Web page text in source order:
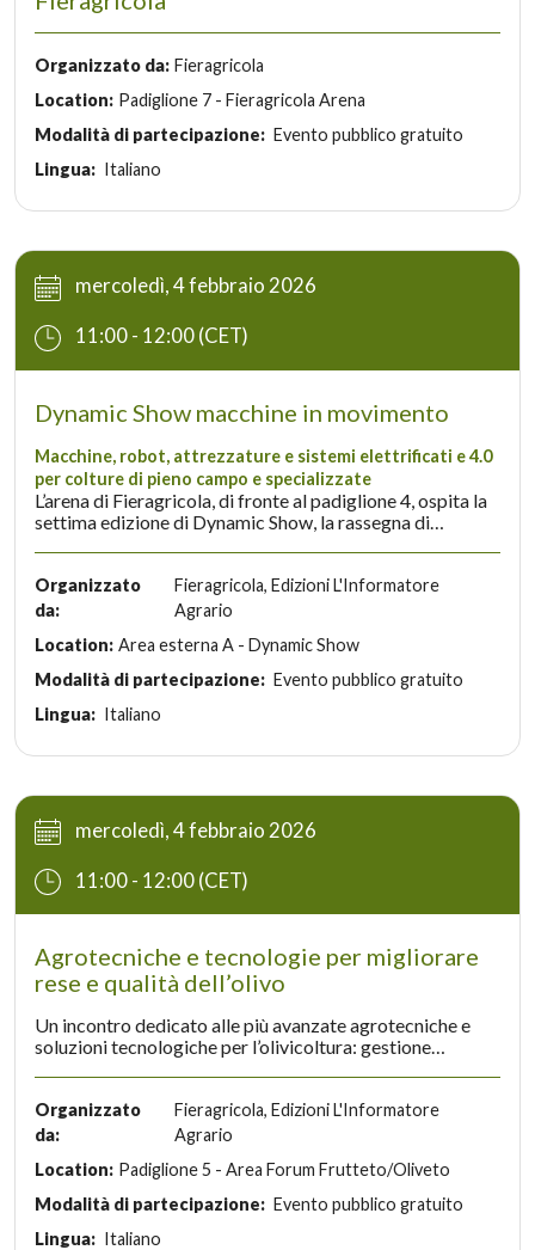
Organizzato da: Fieragricola
Location: Padiglione 7 - Fieragricola Arena
Modalità di partecipazione: Evento pubblico gratuito
Lingua: Italiano
mercoledì, 4 febbraio 2026
11:00 - 12:00 (CET)
Dynamic Show macchine in movimento
Macchine, robot, attrezzature e sistemi elettrificati e 4.0
per colture di pieno campo e specializzate
L’arena di Fieragricola, di fronte al padiglione 4, ospita la
settima edizione di Dynamic Show, la rassegna di
organizzato dai periodici tecnici di Edizioni L’Informatore
Agrario (L’Informatore Agrario, MAD Macchine Agricole
Dipartimento Territorio e Sistemi Agro-Forestali
dell’Università di Padova e Veronafiere.
Organizzato
da:
Fieragricola, Edizioni L'Informatore
Agrario
Location: Area esterna A - Dynamic Show
Modalità di partecipazione: Evento pubblico gratuito
Lingua: Italiano
mercoledì, 4 febbraio 2026
11:00 - 12:00 (CET)
Agrotecniche e tecnologie per migliorare
rese e qualità dell’olivo
Un incontro dedicato alle più avanzate agrotecniche e
soluzioni tecnologiche per l’olivicoltura: gestione
sostenibilità e competitività.
Organizzato
da:
Fieragricola, Edizioni L'Informatore
Agrario
Location: Padiglione 5 - Area Forum Frutteto/Oliveto
Modalità di partecipazione: Evento pubblico gratuito
Lingua: Italiano